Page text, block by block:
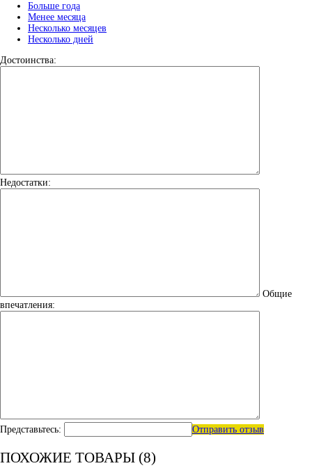
Больше года
Менее месяца
Несколько месяцев
Несколько дней
Достоинства:
Недостатки:
Общие
впечатления:
Представьтесь: Отправить отзыв
ПОХОЖИЕ ТОВАРЫ (8)